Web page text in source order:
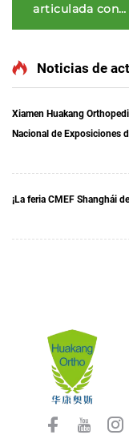
articulada con
liberación
Noticias de
Xiamen Huakang
Nacional de Exposiciones
¡La feria CMEF Shanghái